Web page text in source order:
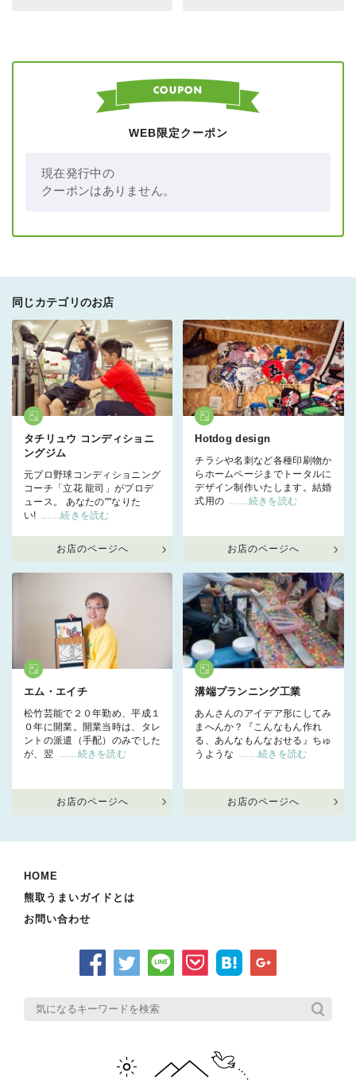
WEB限定クーポン
現在発行中の
クーポンはありません。
同じカテゴリのお店
タチリュウ コンディショニ
ングジム
元プロ野球コンディショニング
コーチ「立花 龍司」がプロデ
ュース。 あなたの""なりた
い!
……続きを読む
お店のページへ
Hotdog design
チラシや名刺など各種印刷物か
らホームページまでトータルに
デザイン制作いたします。結婚
式用の
……続きを読む
お店のページへ
エム・エイチ
松竹芸能で２０年勤め、平成１
０年に開業。開業当時は、タレ
ントの派遣（手配）のみでした
が、翌
……続きを読む
お店のページへ
溝端プランニング工業
あんさんのアイデア形にしてみ
まへんか？『こんなもん作れ
る、あんなもんなおせる』ちゅ
うような
……続きを読む
お店のページへ
HOME
熊取うまいガイドとは
お問い合わせ